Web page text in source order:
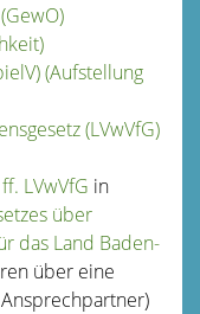
(Aufstellung
(LVwVfG)
LVwVfG in
über
das Land Baden-
über eine